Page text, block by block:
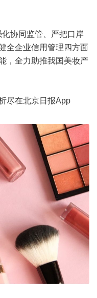
协同监管、严把口岸
全企业信用管理四方面
，全力助推我国美妆产
尽在北京日报App